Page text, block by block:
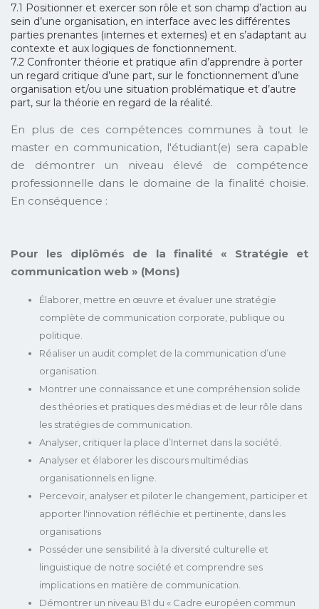
7.1 Positionner et exercer son rôle et son champ d’action au
sein d’une organisation, en interface avec les différentes
parties prenantes (internes et externes) et en s’adaptant au
contexte et aux logiques de fonctionnement.
7.2 Confronter théorie et pratique afin d’apprendre à porter
un regard critique d’une part, sur le fonctionnement d’une
organisation et/ou une situation problématique et d’autre
part, sur la théorie en regard de la réalité.
En plus de ces compétences communes à tout le
master en communication, l'étudiant(e) sera capable
de démontrer un niveau élevé de compétence
professionnelle dans le domaine de la finalité choisie.
En conséquence :
Pour les diplômés de la finalité « Stratégie et
communication web » (Mons)
Élaborer, mettre en œuvre et évaluer une stratégie
complète de communication corporate, publique ou
politique.
Réaliser un audit complet de la communication d’une
organisation.
Montrer une connaissance et une compréhension solide
des théories et pratiques des médias et de leur rôle dans
les stratégies de communication.
Analyser, critiquer la place d’Internet dans la société.
Analyser et élaborer les discours multimédias
organisationnels en ligne.
Percevoir, analyser et piloter le changement, participer et
apporter l'innovation réfléchie et pertinente, dans les
organisations
Posséder une sensibilité à la diversité culturelle et
linguistique de notre société et comprendre ses
implications en matière de communication.
Démontrer un niveau B1 du « Cadre européen commun